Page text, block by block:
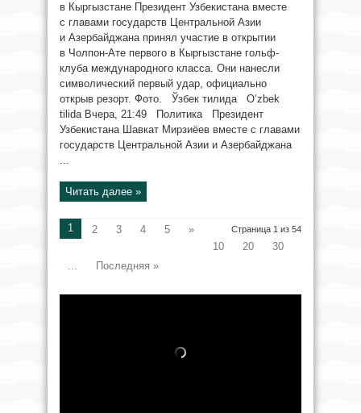
в Кыргызстане Президент Узбекистана вместе
с главами государств Центральной Азии
и Азербайджана принял участие в открытии
в Чолпон-Ате первого в Кыргызстане гольф-
клуба международного класса. Они нанесли
символический первый удар, официально
открыв резорт. Фото. Ўзбек тилида O‘zbek
tilida Вчера, 21:49 Политика Президент
Узбекистана Шавкат Мирзиёев вместе с главами
государств Центральной Азии и Азербайджана
...
Читать далее »
Страница 1 из 54
1 2 3 4 5
»
10
20
30
...
Последняя »